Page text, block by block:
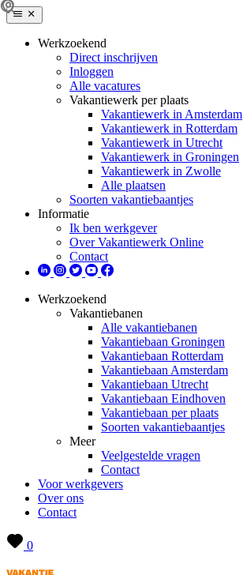
Werkzoekend
Direct inschrijven
Inloggen
Alle vacatures
Vakantiewerk per plaats
Vakantiewerk in Amsterdam
Vakantiewerk in Rotterdam
Vakantiewerk in Utrecht
Vakantiewerk in Groningen
Vakantiewerk in Zwolle
Alle plaatsen
Soorten vakantiebaantjes
Informatie
Ik ben werkgever
Over Vakantiewerk Online
Contact
Werkzoekend
Vakantiebanen
Alle vakantiebanen
Vakantiebaan Groningen
Vakantiebaan Rotterdam
Vakantiebaan Amsterdam
Vakantiebaan Utrecht
Vakantiebaan Eindhoven
Vakantiebaan per plaats
Soorten vakantiebaantjes
Meer
Veelgestelde vragen
Contact
Voor werkgevers
Over ons
Contact
0